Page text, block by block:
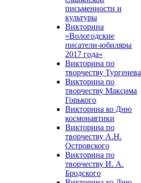
письменности и
культуры
Викторина
«Вологодские
писатели-юбиляры
2017 года»
Викторина по
творчеству Тургенева
Викторина по
творчеству Максима
Горького
Викторина ко Дню
космонавтики
Викторина по
творчеству А.Н.
Островского
Викторина по
творчеству И. А.
Бродского